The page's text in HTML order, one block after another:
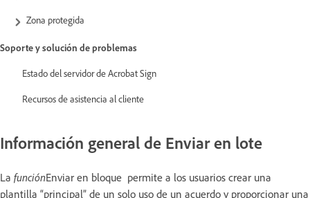
Zona protegida
Soporte y solución de problemas
Estado del servidor de Acrobat Sign
Recursos de asistencia al cliente
Información general de Enviar en lote
La funciónEnviar en bloque permite a los usuarios crear una
plantilla “principal” de un solo uso de un acuerdo y proporcionar una